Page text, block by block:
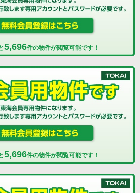
5,696件の物件が閲覧可能です！
5,696件の物件が閲覧可能です！